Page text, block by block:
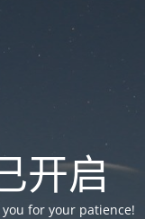
开启
for your patience!